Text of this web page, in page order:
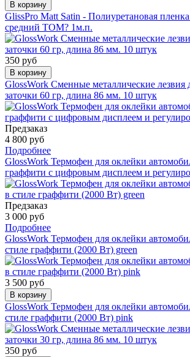
В корзину
GlissPro Matt Satin - Полиуретановая
средний ТОМ? 1м.п.
350 руб
В корзину
GlossWork Сменные металлические лезвия
заточки 60 гр, длина 86 мм. 10 штук
Предзаказ
4 800 руб
Подробнее
GlossWork Термофен для оклейки
граффити с цифровым дисплеем и
Предзаказ
3 000 руб
Подробнее
GlossWork Термофен для оклейки
стиле граффити (2000 Вт) green
3 500 руб
В корзину
GlossWork Термофен для оклейки
стиле граффити (2000 Вт) pink
350 руб